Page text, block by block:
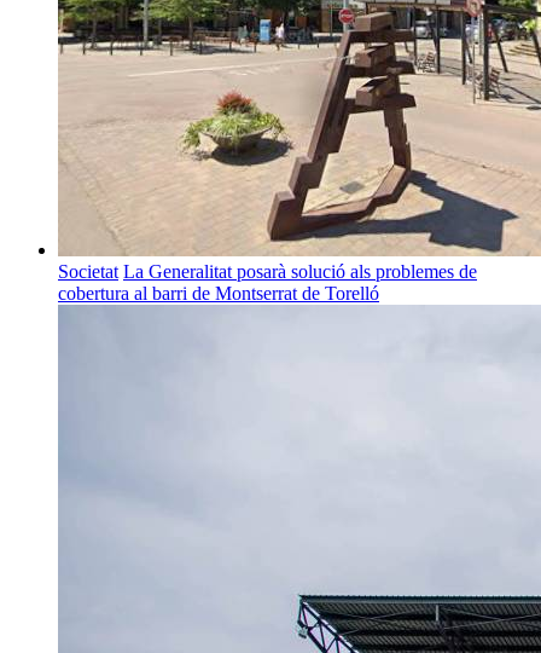
Societat La Generalitat posarà solució als problemes de
cobertura al barri de Montserrat de Torelló